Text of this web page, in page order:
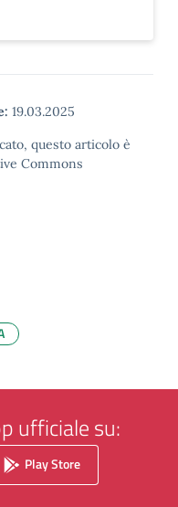
19.03.2025
questo articolo è
Commons
ufficiale su:
Play Store